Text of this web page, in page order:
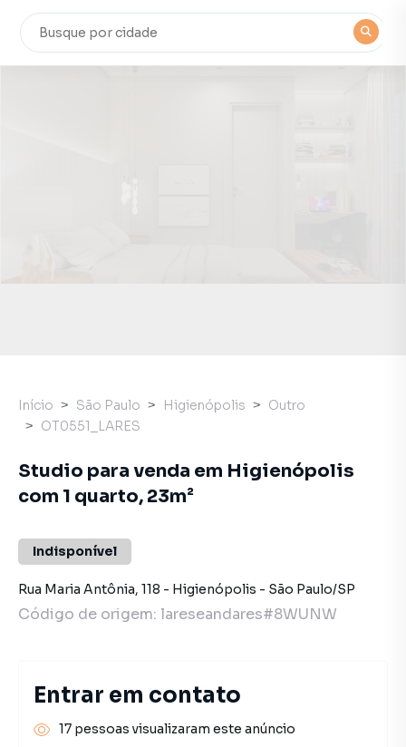
Início São Paulo Higienópolis
Outro
OT0551_LARES
Studio para venda em Higienópolis
com 1 quarto, 23m²
Indisponível
Rua Maria Antônia, 118 - Higienópolis - São Paulo/SP
Código de origem: lareseandares#8WUNW
Entrar em contato
17 pessoas visualizaram este anúncio